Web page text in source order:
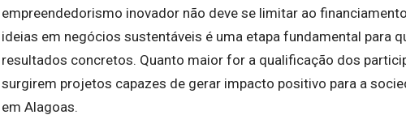
empreendedorismo inovador não deve se limitar ao
ideias em negócios sustentáveis é uma etapa fundamental para
resultados concretos. Quanto maior for a qualificação dos
surgirem projetos capazes de gerar impacto positivo para a
em Alagoas.